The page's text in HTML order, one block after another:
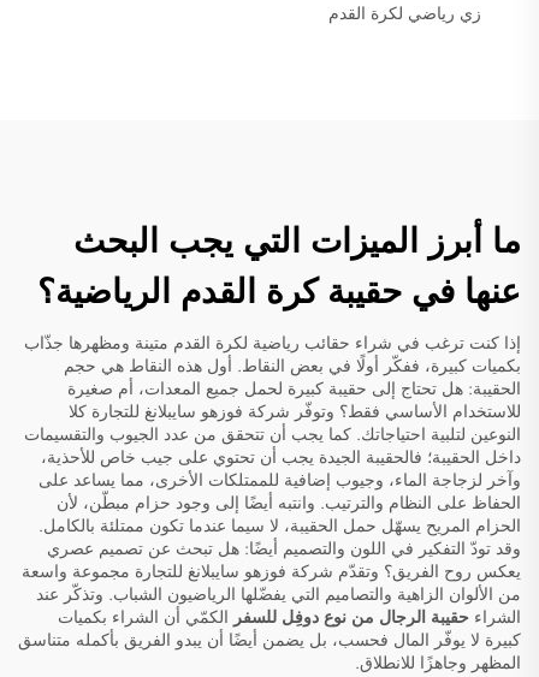
زي رياضي لكرة القدم
ما أبرز الميزات التي يجب البحث
عنها في حقيبة كرة القدم الرياضية؟
إذا كنت ترغب في شراء حقائب رياضية لكرة القدم متينة ومظهرها جذّاب
بكميات كبيرة، ففكّر أولًا في بعض النقاط. أول هذه النقاط هي حجم
الحقيبة: هل تحتاج إلى حقيبة كبيرة لحمل جميع المعدات، أم صغيرة
للاستخدام الأساسي فقط؟ وتوفّر شركة فوزهو سايبلانغ للتجارة كلا
النوعين لتلبية احتياجاتك. كما يجب أن تتحقق من عدد الجيوب والتقسيمات
داخل الحقيبة؛ فالحقيبة الجيدة يجب أن تحتوي على جيب خاص للأحذية،
وآخر لزجاجة الماء، وجيوب إضافية للممتلكات الأخرى، مما يساعد على
الحفاظ على النظام والترتيب. وانتبه أيضًا إلى وجود حزام مبطّن، لأن
الحزام المريح يسهّل حمل الحقيبة، لا سيما عندما تكون ممتلئة بالكامل.
وقد تودّ التفكير في اللون والتصميم أيضًا: هل تبحث عن تصميم عصري
يعكس روح الفريق؟ وتقدّم شركة فوزهو سايبلانغ للتجارة مجموعة واسعة
من الألوان الزاهية والتصاميم التي يفضّلها الرياضيون الشباب. وتذكّر عند
الشراء حقيبة الرجال من نوع دوفِل للسفر الكمّي أن الشراء بكميات
كبيرة لا يوفّر المال فحسب، بل يضمن أيضًا أن يبدو الفريق بأكمله متناسق
المظهر وجاهزًا للانطلاق.